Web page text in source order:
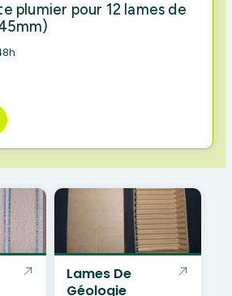
plumier pour 12 lames de
Lames De
Géologie